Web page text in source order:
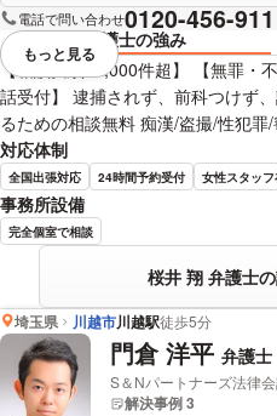
電話で問い合わせ0120-456-911
弁護士の強み
【相談実績40,000件超】 【無罪・
話受付】 逮捕されず、前科つけず
るための相談無料 痴漢/盗撮/性犯
対応体制
全国出張対応 24時間予約受付 女性スタッ
事務所設備
完全個室で相談
桜井 翔 弁護士
視覚的に省略されている要素を
もっと見る
埼玉県 川越市川越駅徒歩5分
門倉 洋平 弁護士
S＆Nパートナーズ法律
解決事例 3